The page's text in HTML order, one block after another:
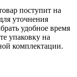
поступит на
уточнения
удобное время
упаковку на
комплектации.